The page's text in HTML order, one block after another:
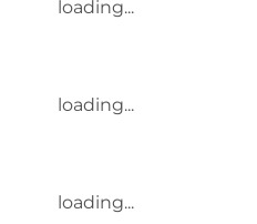
loading...
loading...
loading...